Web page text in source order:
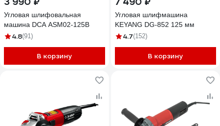
Угловая шлифовальная
машина DCA ASM02-125B
4.8(91)
В корзину
Угловая шлифмашина
KEYANG DG-852 125 мм
4.7(152)
В корзину